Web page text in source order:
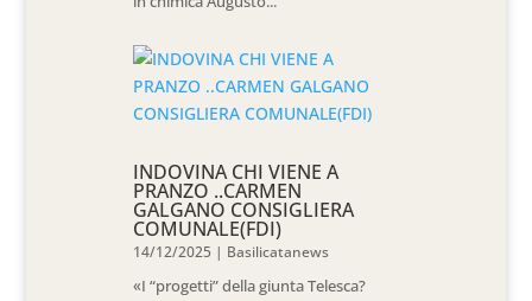
INDOVINA CHI VIENE A
PRANZO ..CARMEN
GALGANO CONSIGLIERA
COMUNALE(FDI)
14/12/2025 | Basilicatanews
«I “progetti” della giunta Telesca?